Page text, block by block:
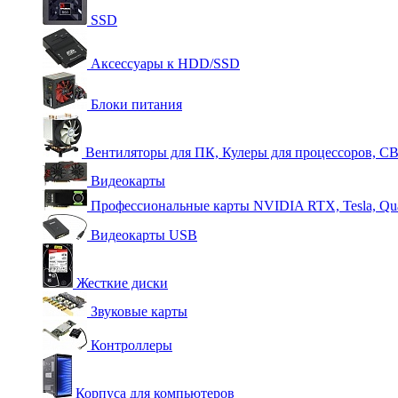
SSD
Аксессуары к HDD/SSD
Блоки питания
Вентиляторы для ПК, Кулеры для процессоров,
Видеокарты
Профессиональные карты NVIDIA RTX, Tesla,
Видеокарты USB
Жесткие диски
Звуковые карты
Контроллеры
Корпуса для компьютеров